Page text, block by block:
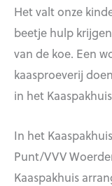
Het valt onze
beetje hulp
van de koe. Een
kaasproeverij
in het
In het
Punt/VVV
Kaaspakhuis